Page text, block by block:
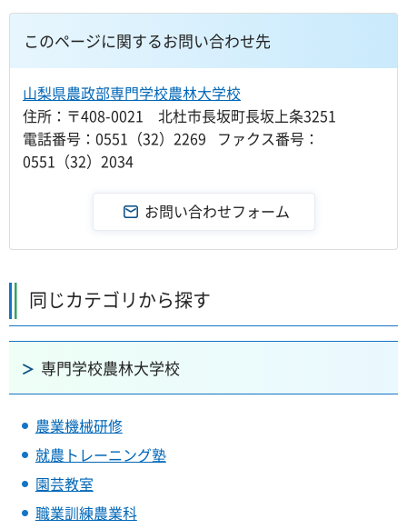
このページに関するお問い合わせ先
山梨県農政部専門学校農林大学校
住所：〒408-0021 北杜市長坂町長坂上条3251
電話番号：0551（32）2269 ファクス番号：
0551（32）2034
同じカテゴリから探す
専門学校農林大学校
農業機械研修
就農トレーニング塾
園芸教室
職業訓練農業科